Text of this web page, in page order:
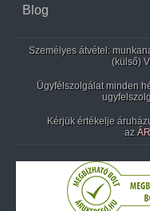
Blog
Személyes átvétel:
(külső)
Ügyfélszolgálat minden
Kérjük értékelje
az